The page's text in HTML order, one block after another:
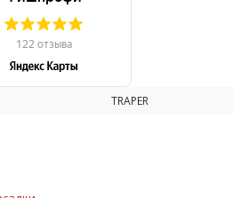
TRAPER